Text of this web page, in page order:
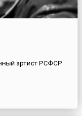
артист РСФСР